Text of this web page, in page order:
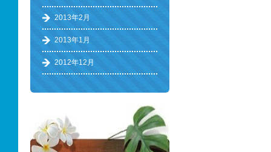
2013年2月
2013年1月
2012年12月